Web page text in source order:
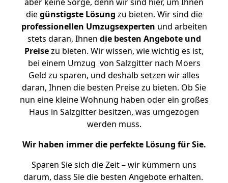
diegünstigste Lösung zu bieten. Wir sind die
professionellen Umzugsexperten und arbeiten
stets daran, Ihnen die besten Angebote und
Preisezu bieten. Wir wissen, wie wichtig es ist,
bei einem Umzug von Salzgitter nach Moers
Geld zu sparen, und deshalb setzen wir alles
daran, Ihnen die besten Preise zu bieten. Ob Sie
nun eine kleine Wohnung haben oder ein großes
Haus in Salzgitter besitzen, was umgezogen
werden muss.
Wir haben immer die perfekte Lösung für Sie.
Sparen Sie sich die Zeit – wir kümmern uns
darum, dass Sie die besten Angebote erhalten.